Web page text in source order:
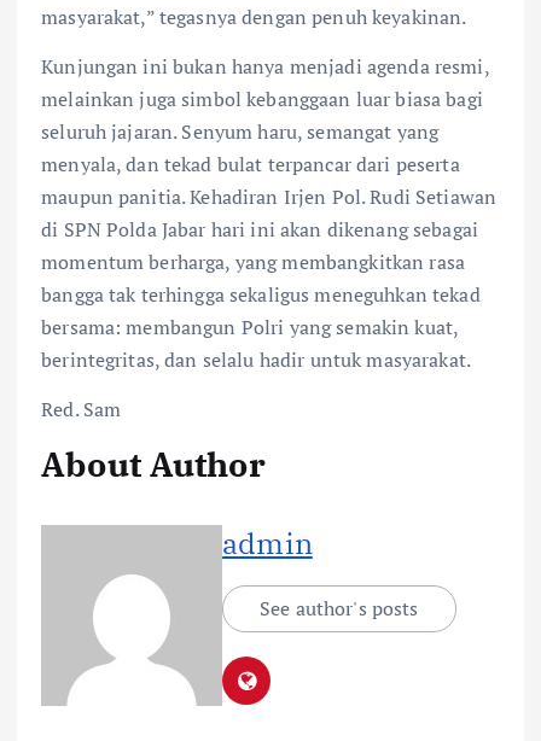
masyarakat,” tegasnya dengan penuh keyakinan.
Kunjungan ini bukan hanya menjadi agenda resmi,
melainkan juga simbol kebanggaan luar biasa bagi
seluruh jajaran. Senyum haru, semangat yang
menyala, dan tekad bulat terpancar dari peserta
maupun panitia. Kehadiran Irjen Pol. Rudi Setiawan
di SPN Polda Jabar hari ini akan dikenang sebagai
momentum berharga, yang membangkitkan rasa
bangga tak terhingga sekaligus meneguhkan tekad
bersama: membangun Polri yang semakin kuat,
berintegritas, dan selalu hadir untuk masyarakat.
Red. Sam
About Author
admin
See author's posts